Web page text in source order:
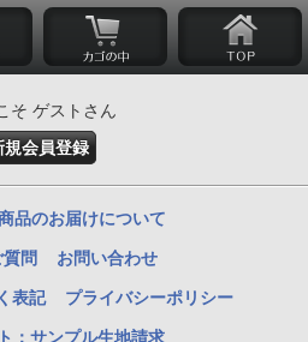
そ ゲストさん
規会員登録
品のお届けについて
問 お問い合わせ
表記 プライバシーポリシー
：サンプル生地請求